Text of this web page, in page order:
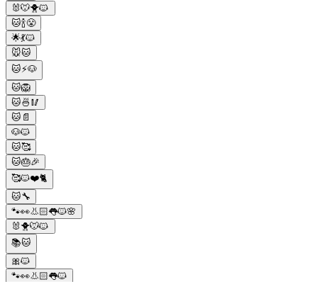
🐰🐭🐥🐱
🐱🍾😤
🌟💃🐱
🐭🐱
🐱⚡🐶
🐱🦁
🐱🍜🥢
🐱📄
🐶🐱
🐱🥰
🐱🎂🎉
🥰🐱❤️🐈
🐱🔧
🐾👀👃🏻👅🐱🌸
🐰🐥🐭🐱
📚🐱
🎀🐱
🐾👀👃🏻👅🐱